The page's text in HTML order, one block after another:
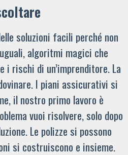
soluzioni facili perché non
algoritmi magici che
i rischi di un’imprenditore. La
I piani assicurativi si
il nostro primo lavoro è
vuoi risolvere, solo dopo
Le polizze si possono
si costruiscono e insieme.